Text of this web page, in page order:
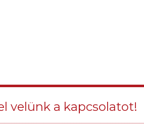
velünk a kapcsolatot!